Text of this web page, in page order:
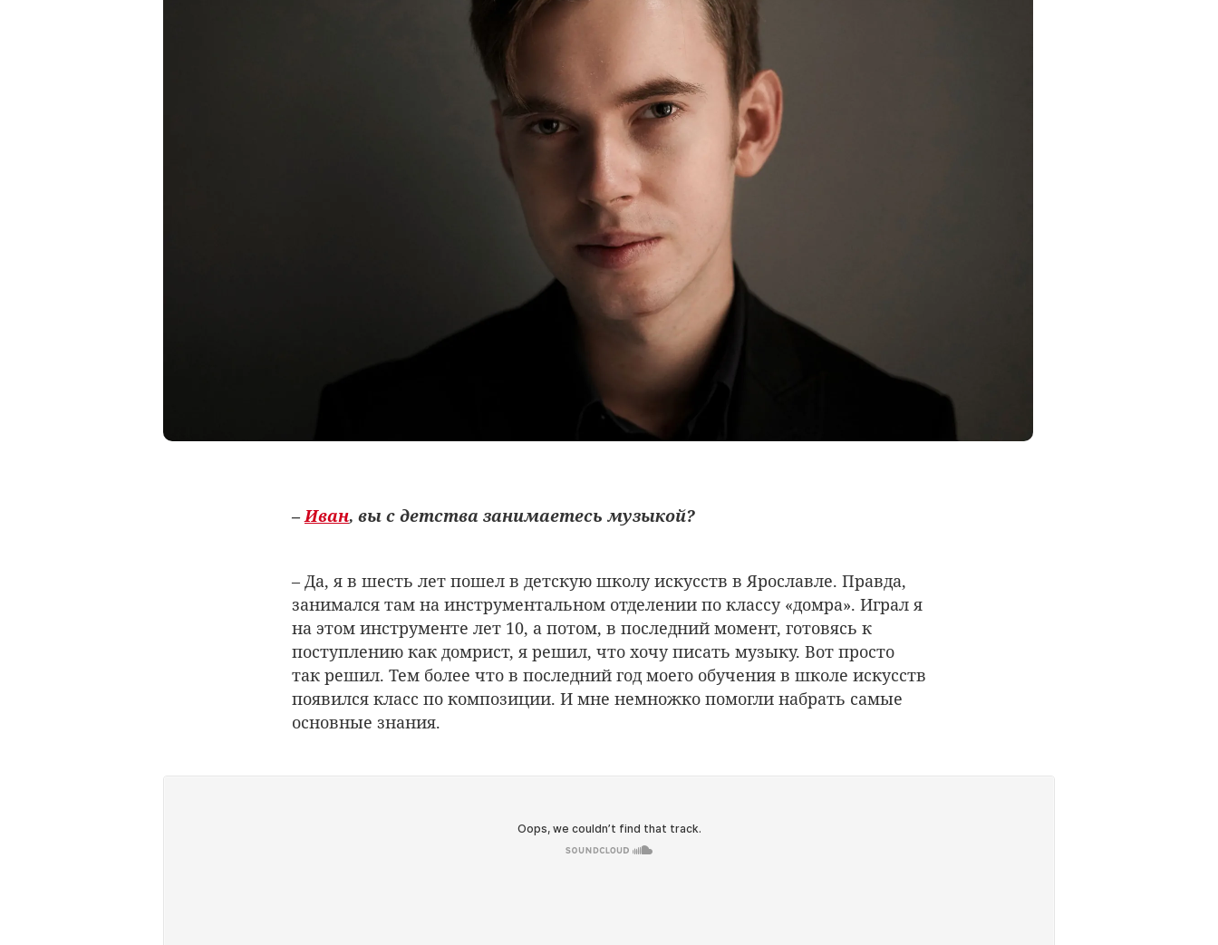
–Иван, вы с детства занимаетесь музыкой?
– Да, я в шесть лет пошел в детскую школу искусств в Ярославле. Правда,
занимался там на инструментальном отделении по классу «домра». Играл я
на этом инструменте лет 10, а потом, в последний момент, готовясь к
поступлению как домрист, я решил, что хочу писать музыку. Вот просто
так решил. Тем более что в последний год моего обучения в школе искусств
появился класс по композиции. И мне немножко помогли набрать самые
основные знания.